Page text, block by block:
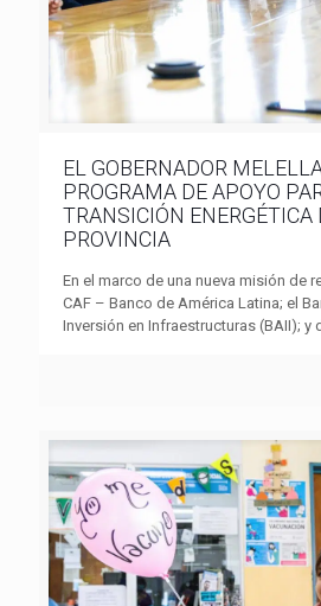
EL GOBERNADOR
PROGRAMA DE APOYO
TRANSICIÓN ENERGÉTICA
PROVINCIA
En el marco de una nueva misión de
CAF – Banco de América Latina; el
Inversión en Infraestructuras (BAII); y